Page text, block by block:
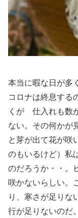
本当に暇な日が多
コロナは終息する
くが 仕入れも数
ない。その何かが
と芽が出て花が咲
のもいるけど）私
のだろうか・・。
咲かないらしい。
り、寒さが足り
行が足りないのだ